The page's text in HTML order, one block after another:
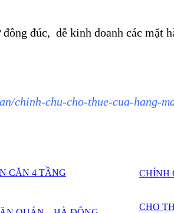
đúc, dễ kinh doanh các mặt
chinh-chu-cho-thue-cua-
CHÍNH
CHO